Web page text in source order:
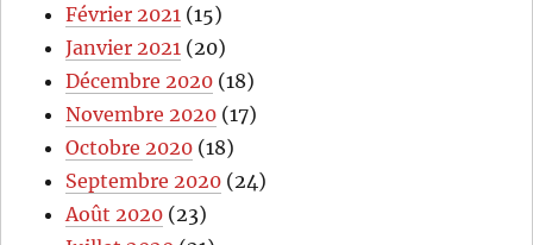
Février 2021 (15)
Janvier 2021 (20)
Décembre 2020 (18)
Novembre 2020 (17)
Octobre 2020 (18)
Septembre 2020 (24)
Août 2020 (23)